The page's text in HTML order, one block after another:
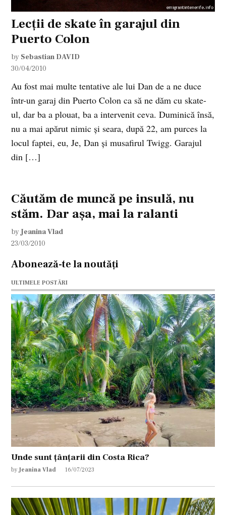
Lecţii de skate în garajul din
Puerto Colon
by Sebastian DAVID
30/04/2010
Au fost mai multe tentative ale lui Dan de a ne duce
într-un garaj din Puerto Colon ca să ne dăm cu skate-
ul, dar ba a plouat, ba a intervenit ceva. Duminică însă,
nu a mai apărut nimic şi seara, după 22, am purces la
locul faptei, eu, Je, Dan şi musafirul Twigg. Garajul
din […]
Căutăm de muncă pe insulă, nu
stăm. Dar aşa, mai la ralanti
by Jeanina Vlad
23/03/2010
Abonează-te la noutăți
ULTIMELE POSTĂRI
Unde sunt țânțarii din Costa Rica?
by Jeanina Vlad 16/07/2023